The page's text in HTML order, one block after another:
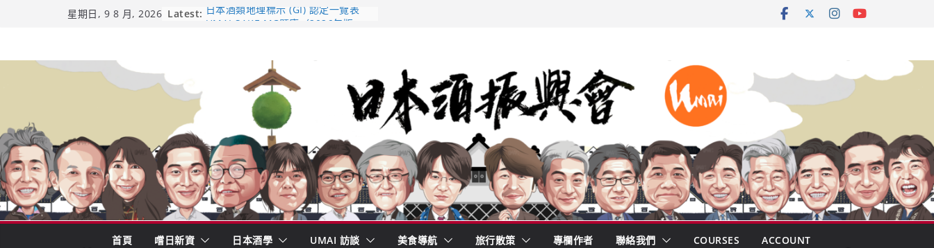
星期日, 9 8 月, 2026 Latest: 日本酒類地理標示 (GI) 認定一覽表
【酒業商戰】130年老酒藏殺入股票
市場！梅乃宿上市背後的密碼
龜之井酒造：口說上手 – 山形純米大
吟釀的堅持與傳承 ～ くどき上手
首頁 嚐日新資 日本酒學 UMAI 訪談 美食導航 旅行散策 專欄作者 聯絡我們 COURSES ACCOUNT